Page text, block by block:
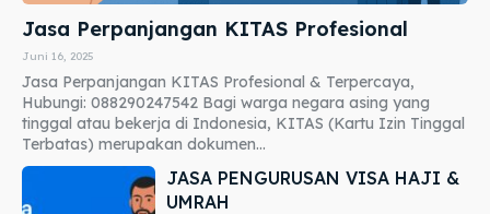
Jasa Perpanjangan KITAS Profesional
Juni 16, 2025
Jasa Perpanjangan KITAS Profesional & Terpercaya,
Hubungi: 088290247542 Bagi warga negara asing yang
tinggal atau bekerja di Indonesia, KITAS (Kartu Izin Tinggal
Terbatas) merupakan dokumen...
JASA PENGURUSAN VISA HAJI &
UMRAH